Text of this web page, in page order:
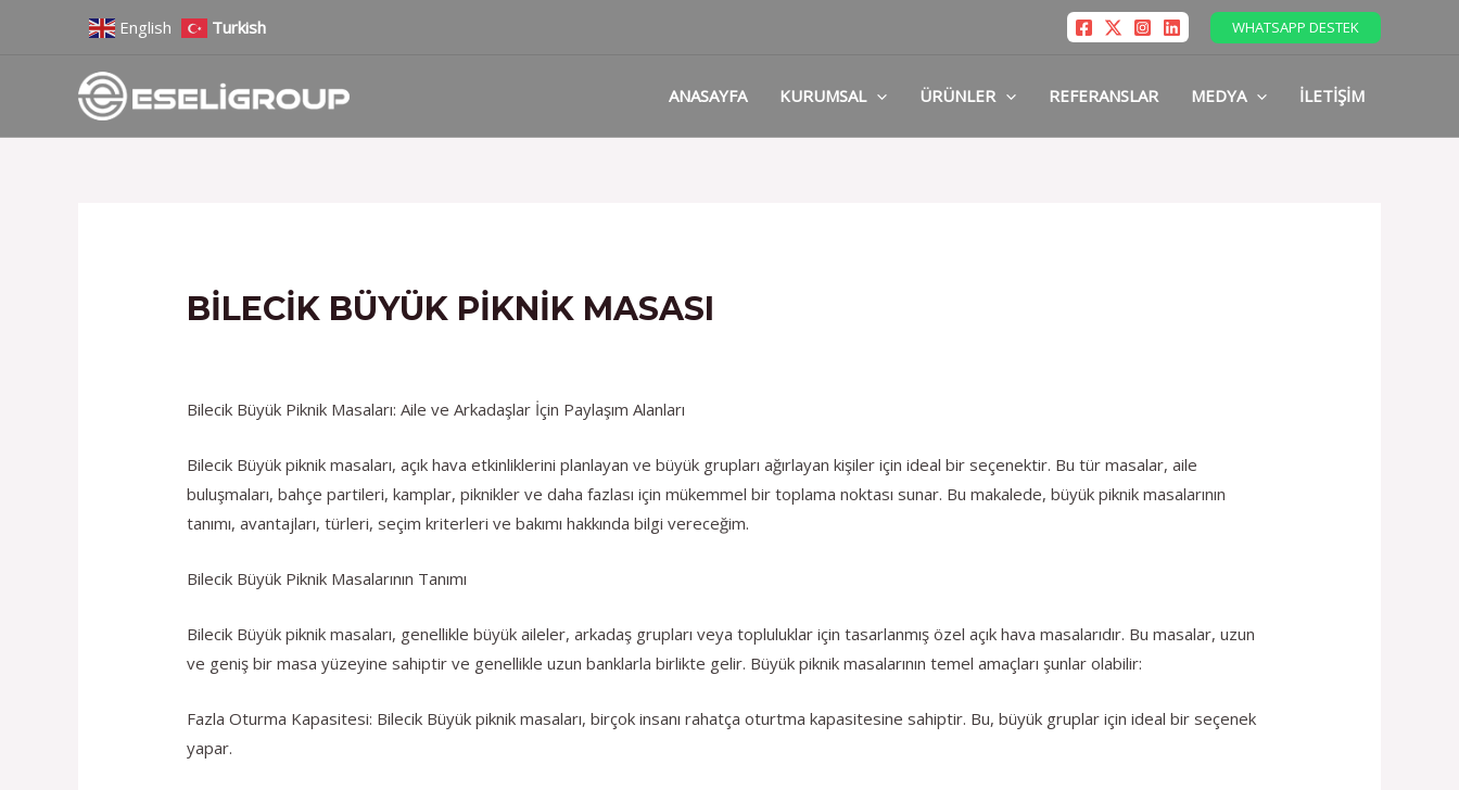
English Turkish WHATSAPP DESTEK
ANASAYFA KURUMSAL ÜRÜNLER REFERANSLAR MEDYA İLETIŞIM
BILECIK BÜYÜK PIKNIK MASASI
Bilecik Büyük Piknik Masaları: Aile ve Arkadaşlar İçin Paylaşım Alanları
Bilecik Büyük piknik masaları, açık hava etkinliklerini planlayan ve büyük grupları ağırlayan kişiler için ideal bir seçenektir. Bu tür masalar, aile
buluşmaları, bahçe partileri, kamplar, piknikler ve daha fazlası için mükemmel bir toplama noktası sunar. Bu makalede, büyük piknik masalarının
tanımı, avantajları, türleri, seçim kriterleri ve bakımı hakkında bilgi vereceğim.
Bilecik Büyük Piknik Masalarının Tanımı
Bilecik Büyük piknik masaları, genellikle büyük aileler, arkadaş grupları veya topluluklar için tasarlanmış özel açık hava masalarıdır. Bu masalar, uzun
ve geniş bir masa yüzeyine sahiptir ve genellikle uzun banklarla birlikte gelir. Büyük piknik masalarının temel amaçları şunlar olabilir:
Fazla Oturma Kapasitesi: Bilecik Büyük piknik masaları, birçok insanı rahatça oturtma kapasitesine sahiptir. Bu, büyük gruplar için ideal bir seçenek
yapar.
gezinmesi